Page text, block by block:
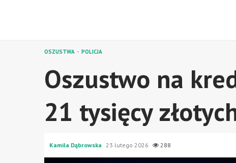
OSZUSTWA POLICJA
Oszustwo na
21 tysięcy
Kamila Dąbrowska 23 lutego 2026 288